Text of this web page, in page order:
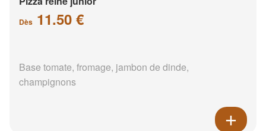
Dès 11.50 €
Base tomate, fromage, jambon de dinde,
champignons